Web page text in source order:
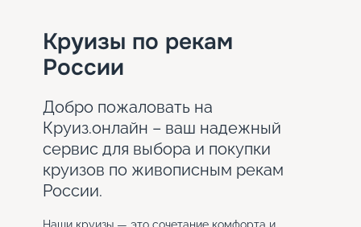
Круизы по рекам
России
Добро пожаловать на
Круиз.онлайн – ваш надежный
сервис для выбора и покупки
круизов по живописным рекам
России.